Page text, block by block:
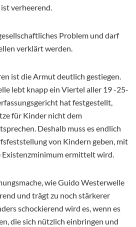
verheerend.
Problem und darf
verklärt werden.
ist die Armut deutlich gestiegen.
lebt knapp ein Viertel aller 19 -25-
hat festgestellt,
für Kinder nicht dem
Deshalb muss es endlich
von Kindern geben, mit
Existenzminimum ermittelt wird.
wie Guido Westerwelle
und trägt zu noch stärkerer
schockierend wird es, wenn es
die sich nützlich einbringen und